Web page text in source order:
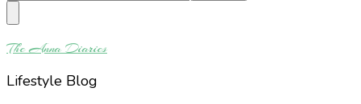
Something?
The Anna Diaries
Lifestyle Blog